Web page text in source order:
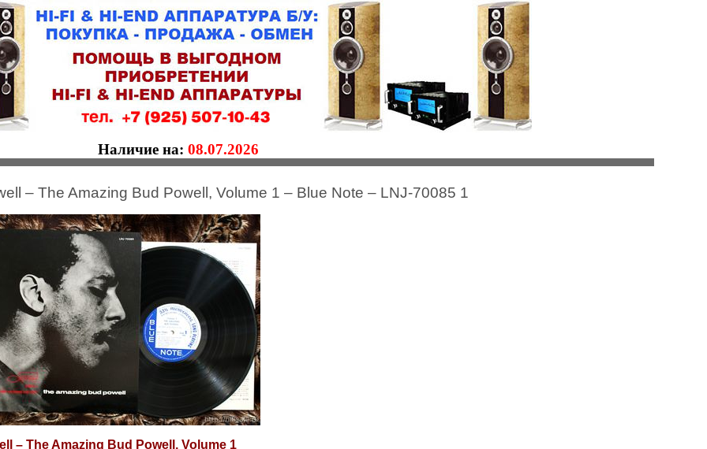
Наличие на: 08.07.2026
‎– The Amazing Bud Powell, Volume 1 ‎– Blue Note ‎– LNJ-70085 1
‎– The Amazing Bud Powell, Volume 1